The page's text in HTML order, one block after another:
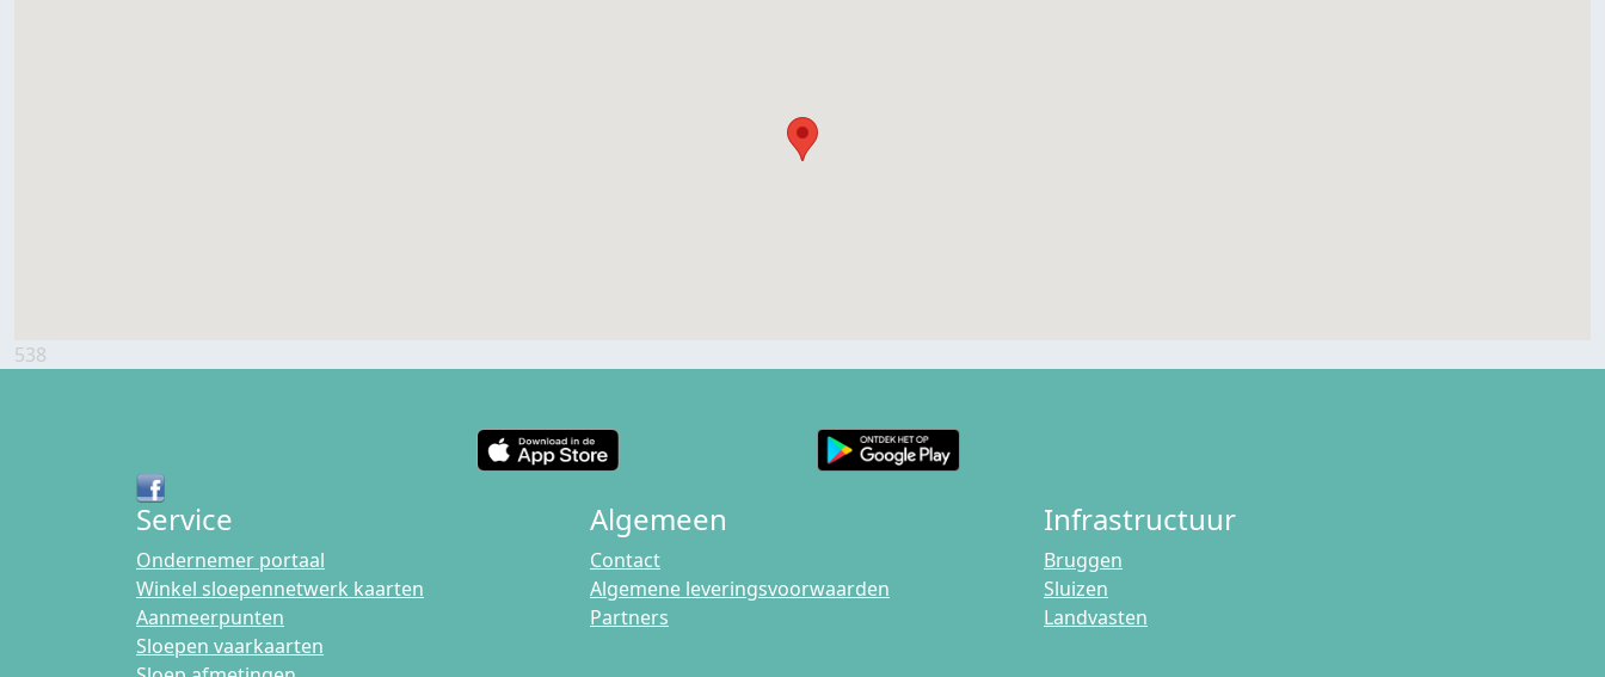
538
Service
Ondernemer portaal
Winkel sloepennetwerk kaarten
Aanmeerpunten
Sloepen vaarkaarten
Algemeen
Contact
Algemene leveringsvoorwaarden
Partners
Infrastructuur
Bruggen
Sluizen
Landvasten